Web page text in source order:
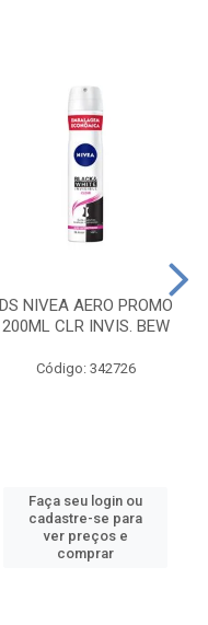
DS NIVEA AERO PROMO
200ML CLR INVIS. BEW
Código: 342726
Faça seu login ou
cadastre-se para
ver preços e
comprar